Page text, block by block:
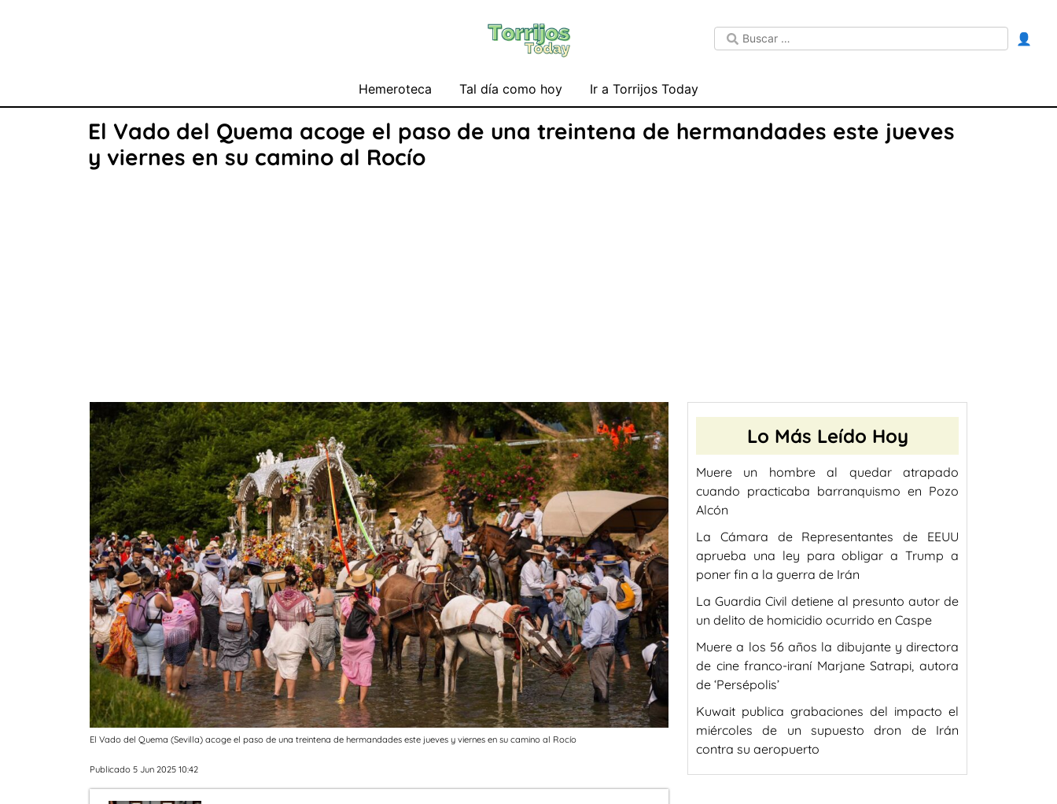
👤
Hemeroteca Tal día como hoy Ir a Torrijos Today
El Vado del Quema acoge el paso de una treintena de hermandades este jueves
y viernes en su camino al Rocío
El Vado del Quema (Sevilla) acoge el paso de una treintena de hermandades este jueves y viernes en su camino al Rocío
Publicado 5 Jun 2025 10:42
Lo Más Leído Hoy
Muere un hombre al quedar atrapado
cuando practicaba barranquismo en Pozo
Alcón
La Cámara de Representantes de EEUU
aprueba una ley para obligar a Trump a
poner fin a la guerra de Irán
La Guardia Civil detiene al presunto autor de
un delito de homicidio ocurrido en Caspe
Muere a los 56 años la dibujante y directora
de cine franco-iraní Marjane Satrapi, autora
de ‘Persépolis’
Kuwait publica grabaciones del impacto el
miércoles de un supuesto dron de Irán
contra su aeropuerto